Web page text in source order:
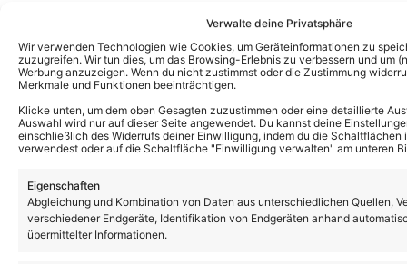
Verwalte deine Privatsphäre
Wir verwenden Technologien wie Cookies, um Geräteinformationen zu
zuzugreifen. Wir tun dies, um das Browsing-Erlebnis zu verbessern und um
Werbung anzuzeigen. Wenn du nicht zustimmst oder die Zustimmung
Merkmale und Funktionen beeinträchtigen.
Klicke unten, um dem oben Gesagten zuzustimmen oder eine detaillierte
Auswahl wird nur auf dieser Seite angewendet. Du kannst deine
einschließlich des Widerrufs deiner Einwilligung, indem du die
verwendest oder auf die Schaltfläche "Einwilligung verwalten" am unteren
Eigenschaften
Abgleichung und Kombination von Daten aus unterschiedlichen Quellen,
verschiedener Endgeräte, Identifikation von Endgeräten anhand
übermittelter Informationen.
Das könnte Euch auch interessieren:
„Immer wieder sonntags“ nächste Folge:
Diese Gäste sind in Folge 11 am 23.08.26